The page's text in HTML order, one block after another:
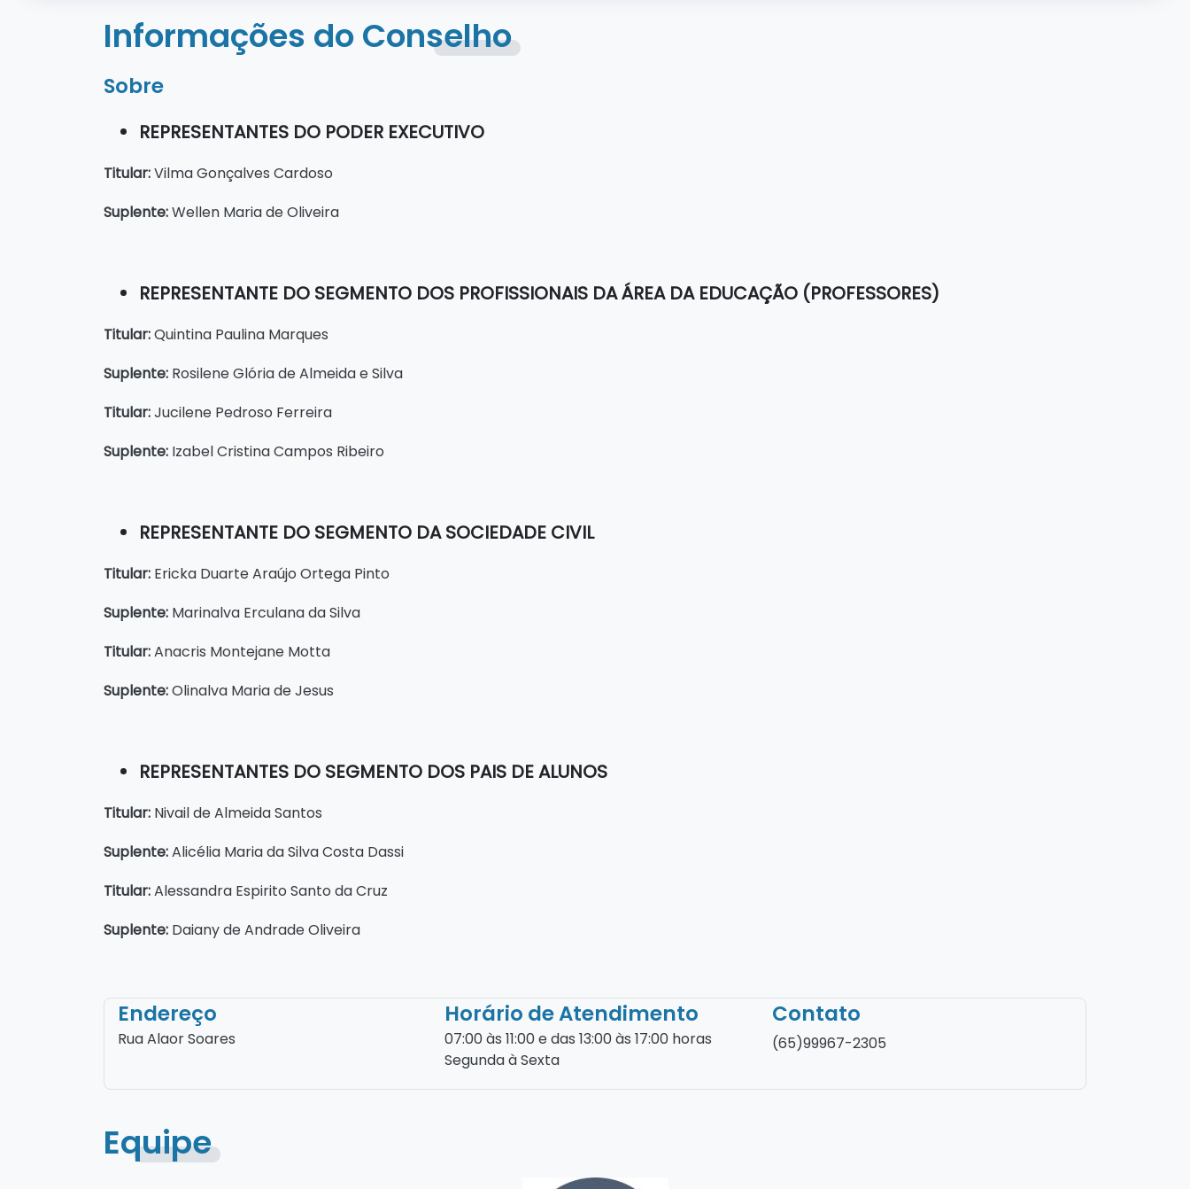
Informações do Conselho
Sobre
REPRESENTANTES DO PODER EXECUTIVO
Titular:Vilma Gonçalves Cardoso
Suplente:Wellen Maria de Oliveira
REPRESENTANTE DO SEGMENTO DOS PROFISSIONAIS DA ÁREA DA EDUCAÇÃO (PROFESSORES)
Titular:Quintina Paulina Marques
Suplente: Rosilene Glória de Almeida e Silva
Titular:Jucilene Pedroso Ferreira
Suplente: Izabel Cristina Campos Ribeiro
REPRESENTANTE DO SEGMENTO DA SOCIEDADE CIVIL
Titular: Ericka Duarte Araújo Ortega Pinto
Suplente: Marinalva Erculana da Silva
Titular:Anacris Montejane Motta
Suplente:Olinalva Maria de Jesus
REPRESENTANTES DO SEGMENTO DOS PAIS DE ALUNOS
Titular: Nivail de Almeida Santos
Suplente:Alicélia Maria da Silva Costa Dassi
Titular:Alessandra Espirito Santo da Cruz
Suplente: Daiany de Andrade Oliveira
Endereço
Rua Alaor Soares
Horário de Atendimento
07:00 às 11:00 e das 13:00 às 17:00 horas
Segunda à Sexta
Contato
(65)99967-2305
Equipe